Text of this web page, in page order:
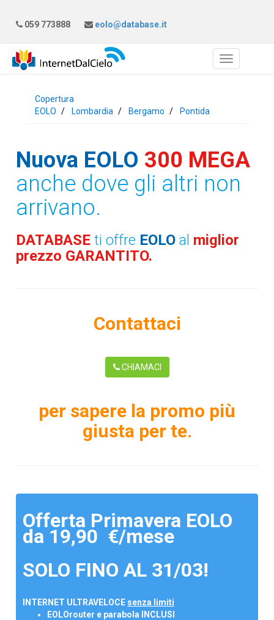
059 773888 eolo@database.it
Copertura
EOLO
Lombardia Bergamo Pontida
Nuova EOLO 300 MEGA
anche dove gli altri non
arrivano.
DATABASEti offre EOLO al miglior
prezzo GARANTITO.
Contattaci
CHIAMACI
per sapere la promo più
giusta per te.
Offerta Primavera EOLO
da 19,90 €/mese
SOLO FINO AL 31/03!
INTERNET ULTRAVELOCE senza limiti
EOLOrouter e parabola INCLUSI